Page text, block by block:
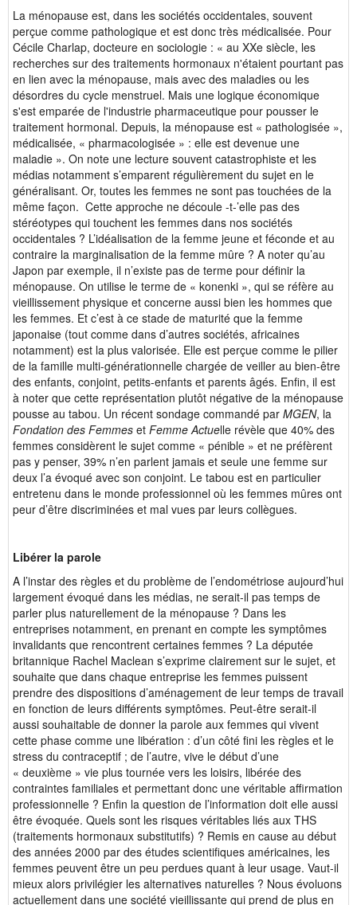
La ménopause est, dans les sociétés occidentales, souvent
perçue comme pathologique et est donc très médicalisée. Pour
Cécile Charlap, docteure en sociologie : « au XXe siècle, les
recherches sur des traitements hormonaux n'étaient pourtant pas
en lien avec la ménopause, mais avec des maladies ou les
désordres du cycle menstruel. Mais une logique économique
s'est emparée de l'industrie pharmaceutique pour pousser le
traitement hormonal. Depuis, la ménopause est « pathologisée »,
médicalisée, « pharmacologisée » : elle est devenue une
maladie ». On note une lecture souvent catastrophiste et les
médias notamment s’emparent régulièrement du sujet en le
généralisant. Or, toutes les femmes ne sont pas touchées de la
même façon. Cette approche ne découle -t-’elle pas des
stéréotypes qui touchent les femmes dans nos sociétés
occidentales ? L’idéalisation de la femme jeune et féconde et au
contraire la marginalisation de la femme mûre ? A noter qu’au
Japon par exemple, il n’existe pas de terme pour définir la
ménopause. On utilise le terme de « konenki », qui se réfère au
vieillissement physique et concerne aussi bien les hommes que
les femmes. Et c’est à ce stade de maturité que la femme
japonaise (tout comme dans d’autres sociétés, africaines
notamment) est la plus valorisée. Elle est perçue comme le pilier
de la famille multi-générationnelle chargée de veiller au bien-être
des enfants, conjoint, petits-enfants et parents âgés. Enfin, il est
à noter que cette représentation plutôt négative de la ménopause
pousse au tabou. Un récent sondage commandé par MGEN, la
Fondation des Femmes et Femme Actuelle révèle que 40% des
femmes considèrent le sujet comme « pénible » et ne préfèrent
pas y penser, 39% n’en parlent jamais et seule une femme sur
deux l’a évoqué avec son conjoint. Le tabou est en particulier
entretenu dans le monde professionnel où les femmes mûres ont
peur d’être discriminées et mal vues par leurs collègues.
Libérer la parole
A l’instar des règles et du problème de l’endométriose aujourd’hui
largement évoqué dans les médias, ne serait-il pas temps de
parler plus naturellement de la ménopause ? Dans les
entreprises notamment, en prenant en compte les symptômes
invalidants que rencontrent certaines femmes ? La députée
britannique Rachel Maclean s’exprime clairement sur le sujet, et
souhaite que dans chaque entreprise les femmes puissent
prendre des dispositions d’aménagement de leur temps de travail
en fonction de leurs différents symptômes. Peut-être serait-il
aussi souhaitable de donner la parole aux femmes qui vivent
cette phase comme une libération : d’un côté fini les règles et le
stress du contraceptif ; de l’autre, vive le début d’une
« deuxième » vie plus tournée vers les loisirs, libérée des
contraintes familiales et permettant donc une véritable affirmation
professionnelle ? Enfin la question de l’information doit elle aussi
être évoquée. Quels sont les risques véritables liés aux THS
(traitements hormonaux substitutifs) ? Remis en cause au début
des années 2000 par des études scientifiques américaines, les
femmes peuvent être un peu perdues quant à leur usage. Vaut-il
mieux alors privilégier les alternatives naturelles ? Nous évoluons
actuellement dans une société vieillissante qui prend de plus en